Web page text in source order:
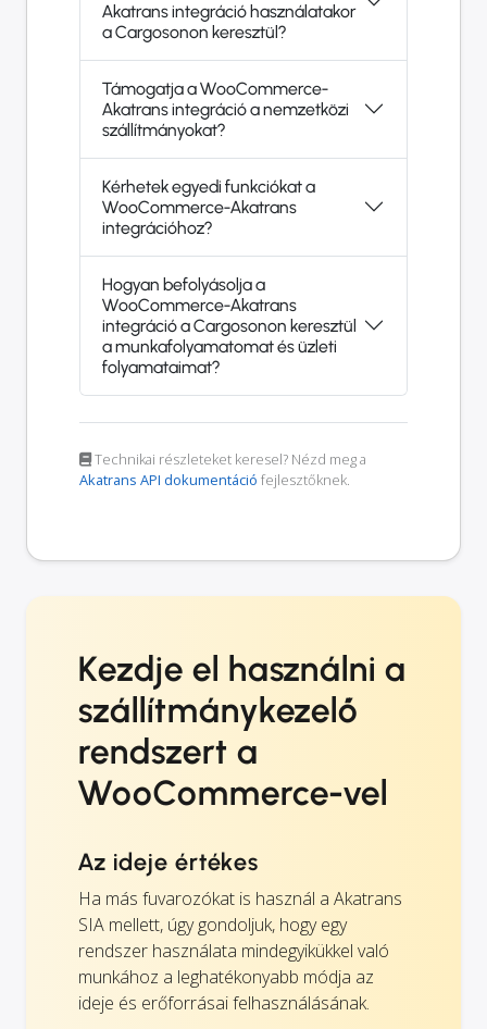
Akatrans integráció használatakor
a Cargosonon keresztül?
Támogatja a WooCommerce-
Akatrans integráció a nemzetközi
szállítmányokat?
Kérhetek egyedi funkciókat a
WooCommerce-Akatrans
integrációhoz?
Hogyan befolyásolja a
WooCommerce-Akatrans
integráció a Cargosonon keresztül
a munkafolyamatomat és üzleti
folyamataimat?
Technikai részleteket keresel? Nézd meg a
Akatrans API dokumentáció fejlesztőknek.
Kezdje el használni a
szállítmánykezelő
rendszert a
WooCommerce-vel
Az ideje értékes
Ha más fuvarozókat is használ a Akatrans
SIA mellett, úgy gondoljuk, hogy egy
rendszer használata mindegyikükkel való
munkához a leghatékonyabb módja az
ideje és erőforrásai felhasználásának.